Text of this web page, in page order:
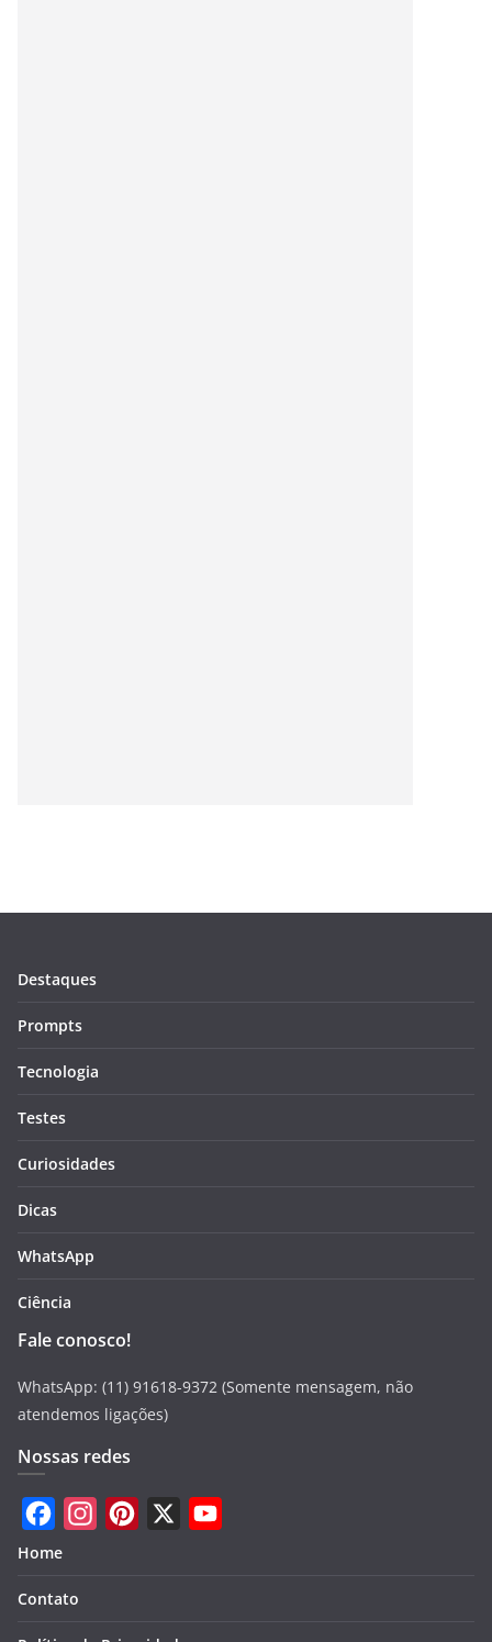
Destaques
Prompts
Tecnologia
Testes
Curiosidades
Dicas
WhatsApp
Ciência
Fale conosco!
WhatsApp: (11) 91618-9372 (Somente mensagem, não
atendemos ligações)
Nossas redes
F
c
s
Home
Contato